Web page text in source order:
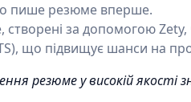
пише резюме вперше.
створені за допомогою
що підвищує шанси на
резюме у високій якості